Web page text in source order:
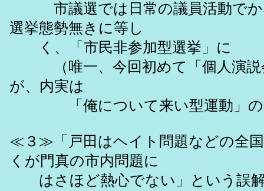
市議選では日常の議員活動でか
選挙態勢無きに等し
く、「市民非参加型選挙」に
（唯一、今回初めて「個人演説
が、内実は
「俺について来い型運動」の
≪３≫「戸田はヘイト問題などの全
くが門真の市内問題に
はさほど熱心でない」という誤